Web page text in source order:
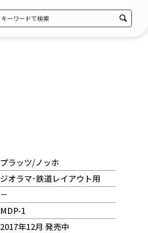
プラッツ/ノッホ
ジオラマ･鉄道レイアウト用
－
MDP-1
2017年12月 発売中